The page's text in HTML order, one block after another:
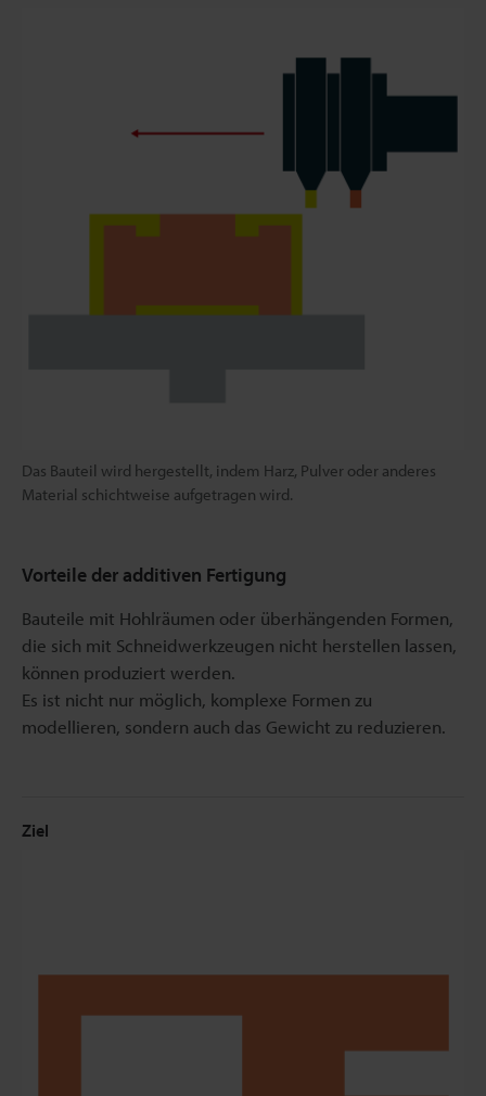
Das Bauteil wird hergestellt, indem Harz, Pulver oder anderes
Material schichtweise aufgetragen wird.
Vorteile der additiven Fertigung
Bauteile mit Hohlräumen oder überhängenden Formen,
die sich mit Schneidwerkzeugen nicht herstellen lassen,
können produziert werden.
Es ist nicht nur möglich, komplexe Formen zu
modellieren, sondern auch das Gewicht zu reduzieren.
Ziel